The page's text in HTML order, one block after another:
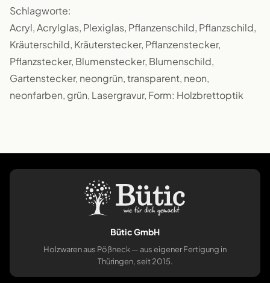
Schlagworte:
Acryl, Acrylglas, Plexiglas, Pflanzenschild, Pflanzschild,
Kräuterschild, Kräuterstecker, Pflanzenstecker,
Pflanzstecker, Blumenstecker, Blumenschild,
Gartenstecker, neongrün, transparent, neon,
neonfarben, grün, Lasergravur, Form: Holzbrettoptik
Bütic GmbH
Holzwaren aus Pößneck — aus eigener Fertigung in
Thüringen, seit 2015.